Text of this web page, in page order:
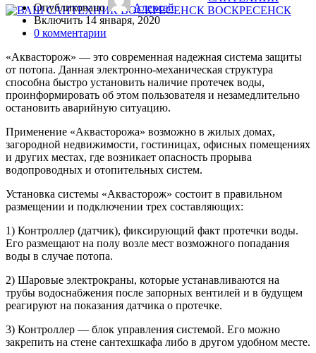
Опубликовано
Алексей
Включить 14 января, 2020
0 комментарии
«Аквасторож» — это современная надежная система защиты
от потопа. Данная электронно-механическая структура
способна быстро установить наличие протечек воды,
проинформировать об этом пользователя и незамедлительно
остановить аварийную ситуацию.
Применение «Аквасторожа» возможно в жилых домах,
загородной недвижимости, гостиницах, офисных помещениях
и других местах, где возникает опасность прорыва
водопроводных и отопительных систем.
Установка системы «Аквасторож» состоит в правильном
размещении и подключении трех составляющих:
1) Контроллер (датчик), фиксирующий факт протечки воды.
Его размещают на полу возле мест возможного попадания
воды в случае потопа.
2) Шаровые электрокраны, которые устанавливаются на
трубы водоснабжения после запорных вентилей и в будущем
реагируют на показания датчика о протечке.
3) Контроллер — блок управления системой. Его можно
закрепить на стене сантехшкафа либо в другом удобном месте.